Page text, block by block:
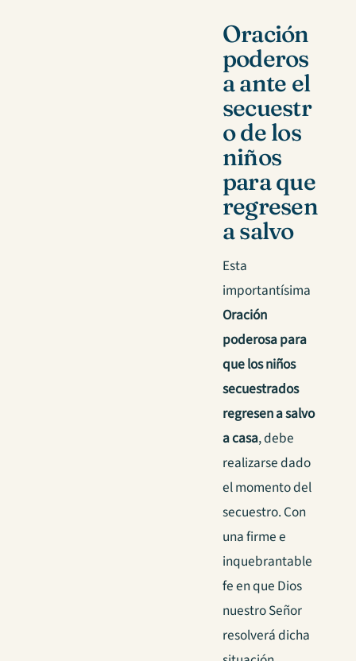
Oración
poderos
a ante el
secuestr
o de los
niños
para que
regresen
a salvo
Esta
importantísima
Oración
poderosa para
que los niños
secuestrados
regresen a salvo
a casa, debe
realizarse dado
el momento del
secuestro. Con
una firme e
inquebrantable
fe en que Dios
nuestro Señor
resolverá dicha